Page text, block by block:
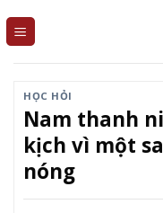
HỌC HỎI
Nam thanh
kịch vì một
nóng